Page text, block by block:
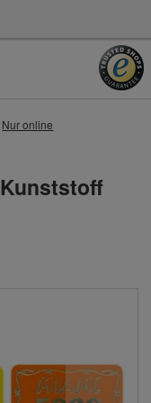
Nur online